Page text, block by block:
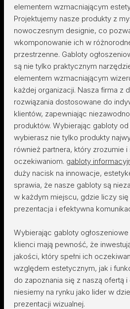
elementem wzmacniającym
Projektujemy nasze produkty z
nowoczesnym designie, co
wkomponowanie ich w
przestrzenne. Gabloty
są nie tylko praktycznym
elementem wzmacniającym
każdej organizacji. Nasza firma z
rozwiązania dostosowane do
klientów, zapewniając
produktów. Wybierając gabloty od
wybierasz nie tylko produkty
również partnera, który zrozumie
oczekiwaniom. gabloty
duży nacisk na innowacje,
sprawia, że nasze gabloty są
w każdym miejscu, gdzie liczy się
prezentacja i efektywna
Wybierając gabloty ogłoszeniowe
klienci mają pewność, że
jakości, który spełni ich
względem estetycznym, jak i
do zapoznania się z naszą ofertą
niesiemy na rynku jako lider w
prezentacji wizualnej.